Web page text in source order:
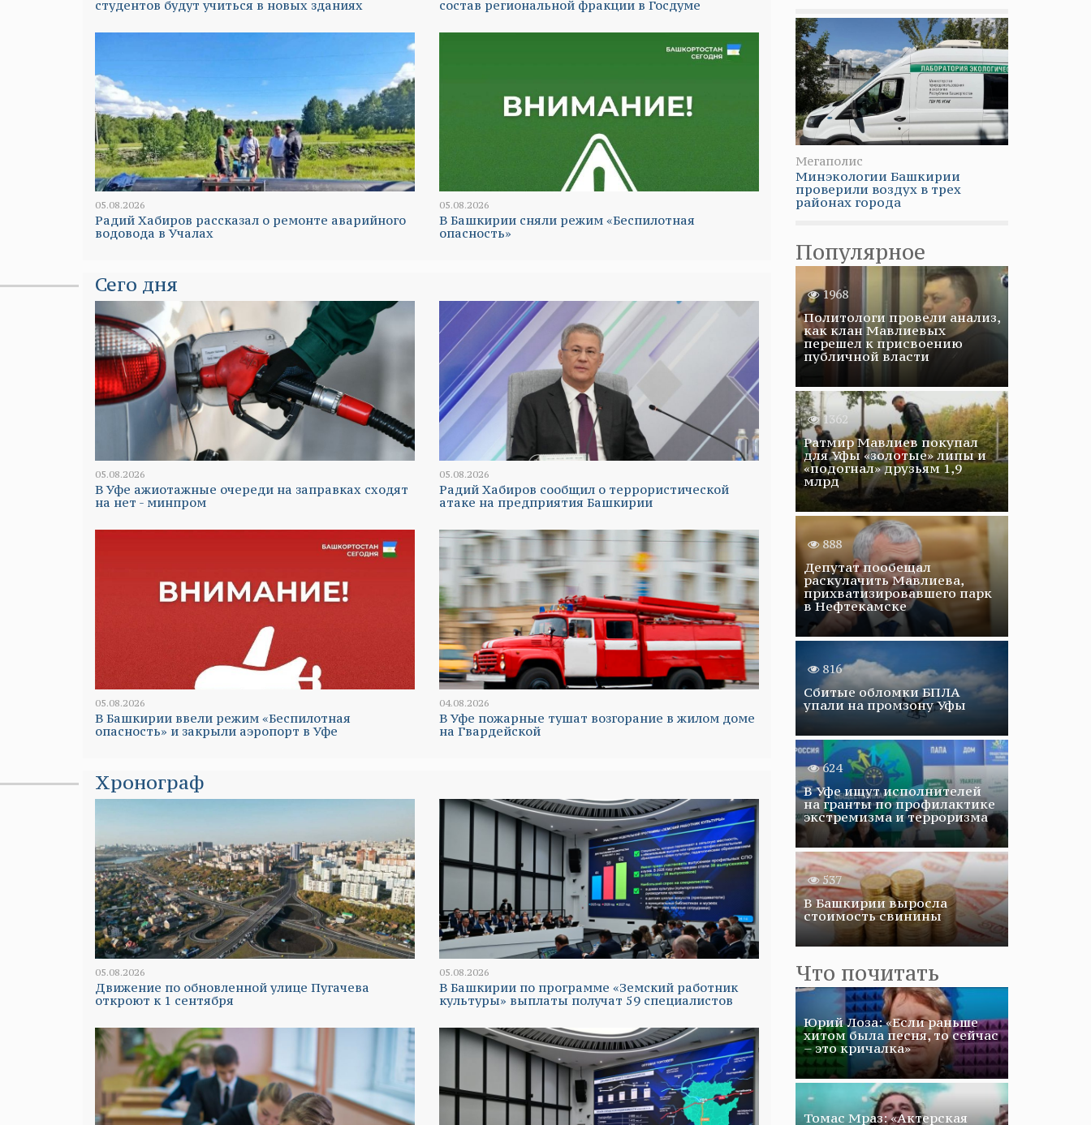
студентов будут учиться в новых зданиях
состав региональной фракции в Госдуме
05.08.2026
Радий Хабиров рассказал о ремонте аварийного
водовода в Учалах
05.08.2026
В Башкирии сняли режим «Беспилотная
опасность»
Сего дня
05.08.2026
В Уфе ажиотажные очереди на заправках сходят
на нет - минпром
05.08.2026
Радий Хабиров сообщил о террористической
атаке на предприятия Башкирии
05.08.2026
В Башкирии ввели режим «Беспилотная
опасность» и закрыли аэропорт в Уфе
04.08.2026
В Уфе пожарные тушат возгорание в жилом доме
на Гвардейской
Хронограф
05.08.2026
Движение по обновленной улице Пугачева
откроют к 1 сентября
05.08.2026
В Башкирии по программе «Земский работник
культуры» выплаты получат 59 специалистов
Мегаполис
Минэкологии Башкирии
проверили воздух в трех
районах города
Популярное
1968
Политологи провели анализ,
как клан Мавлиевых
перешел к присвоению
публичной власти
1362
Ратмир Мавлиев покупал
для Уфы «золотые» липы и
«подогнал» друзьям 1,9
млрд
888
Депутат пообещал
раскулачить Мавлиева,
прихватизировавшего парк
в Нефтекамске
816
Сбитые обломки БПЛА
упали на промзону Уфы
624
В Уфе ищут исполнителей
на гранты по профилактике
экстремизма и терроризма
537
В Башкирии выросла
стоимость свинины
Что почитать
Юрий Лоза: «Если раньше
хитом была песня, то сейчас
– это кричалка»
Томас Мраз: «Актерская